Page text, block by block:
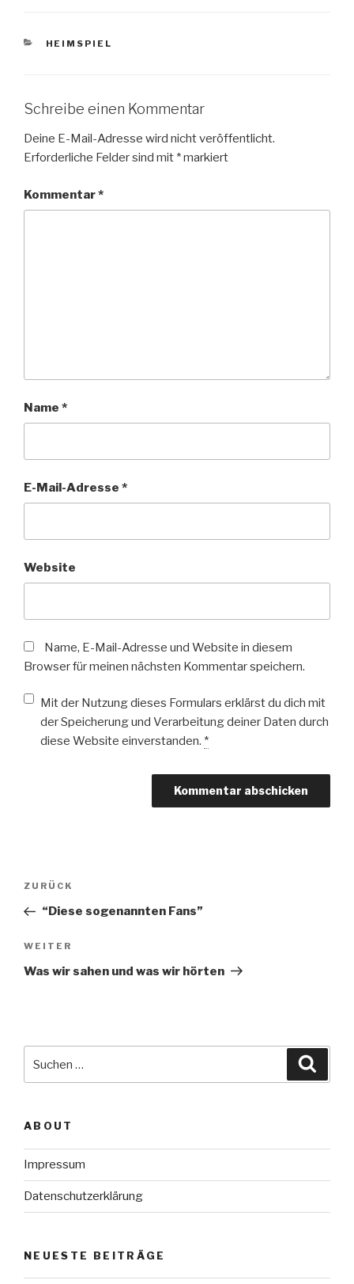
KATEGORIEN
HEIMSPIEL
Schreibe einen Kommentar
Deine E-Mail-Adresse wird nicht veröffentlicht.
Erforderliche Felder sind mit *markiert
Kommentar*
Name *
E-Mail-Adresse *
Website
Name, E-Mail-Adresse und Website in diesem
Browser für meinen nächsten Kommentar speichern.
Mit der Nutzung dieses Formulars erklärst du dich mit
der Speicherung und Verarbeitung deiner Daten durch
diese Website einverstanden. *
Beitragsnavigation
Vorheriger
Beitrag
ZURÜCK
“Diese sogenannten Fans”
Nächster
Beitrag
WEITER
Was wir sahen und was wir hörten
nach:
ABOUT
Impressum
Datenschutzerklärung
NEUESTE BEITRÄGE